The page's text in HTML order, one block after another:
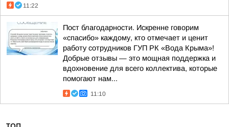
11:22
Пост благодарности. Искренне говорим
«спасибо» каждому, кто отмечает и ценит
работу сотрудников ГУП РК «Вода Крыма»!
Добрые отзывы — это мощная поддержка и
вдохновение для всего коллектива, которые
помогают нам...
11:10